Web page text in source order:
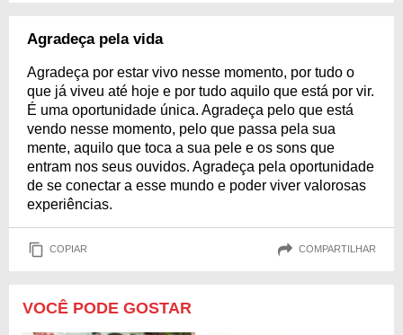
Agradeça pela vida
Agradeça por estar vivo nesse momento, por tudo o
que já viveu até hoje e por tudo aquilo que está por vir.
É uma oportunidade única. Agradeça pelo que está
vendo nesse momento, pelo que passa pela sua
mente, aquilo que toca a sua pele e os sons que
entram nos seus ouvidos. Agradeça pela oportunidade
de se conectar a esse mundo e poder viver valorosas
experiências.
COPIAR COMPARTILHAR
VOCÊ PODE GOSTAR